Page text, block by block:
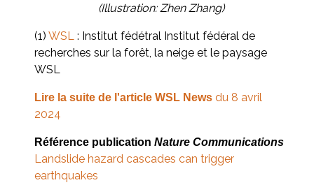
(Illustration: Zhen Zhang)
(1) WSL : Institut fédétral Institut fédéral de
recherches sur la forêt, la neige et le paysage
WSL
Lire la suite de l'article WSL News du 8 avril
2024
Référence publication Nature Communications
Landslide hazard cascades can trigger
earthquakes